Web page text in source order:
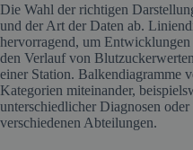
Die Wahl der richtigen
und der Art der Daten ab.
hervorragend, um
den Verlauf von
einer Station. Balkendiagramme
Kategorien miteinander,
unterschiedlicher Diagnosen
verschiedenen Abteilungen.